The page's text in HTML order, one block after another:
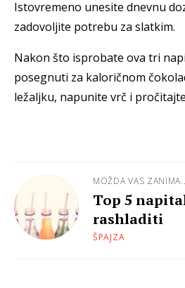
Istovremeno unesite dnevnu
zadovoljite potrebu za slatkim.
Nakon što isprobate ova tri
posegnuti za kaloričnom
ležaljku, napunite vrč i
MOŽDA VAS
Top 5
rashladiti
ŠPAJZA